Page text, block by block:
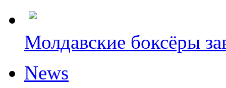
Молдавские боксёры
News